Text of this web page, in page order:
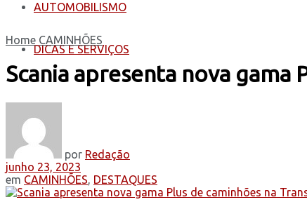
AUTOMOBILISMO
DICAS E SERVIÇOS
Home CAMINHÕES
Scania apresenta nova gama
por Redação
junho 23, 2023
em CAMINHÕES, DESTAQUES